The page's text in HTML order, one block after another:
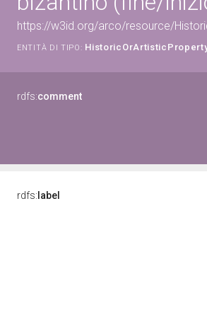
https://w3id.org/arco/resource/
ENTITÀ DI TIPO:
rdfs:comment
rdfs: label